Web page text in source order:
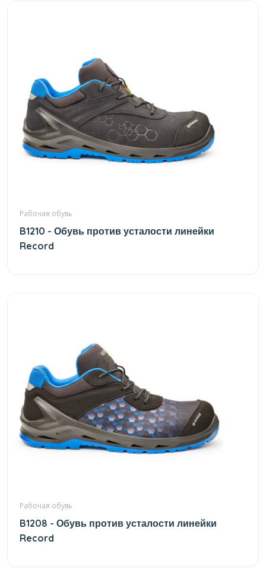
Рабочая обувь
B1210 - Обувь против усталости линейки
Record
Рабочая обувь
B1208 - Обувь против усталости линейки
Record